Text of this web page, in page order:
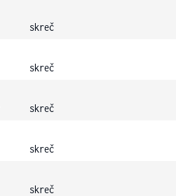
skreč
skreč
skreč
skreč
skreč